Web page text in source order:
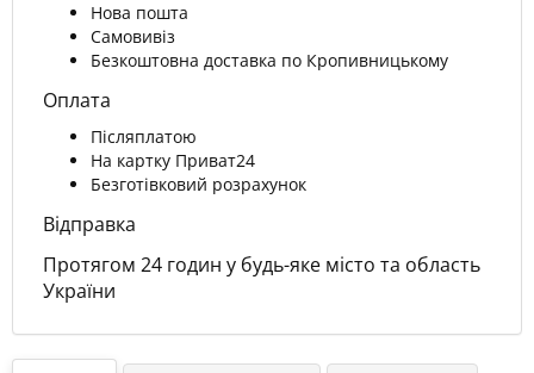
Нова пошта
Самовивіз
Безкоштовна доставка по Кропивницькому
Оплата
Післяплатою
На картку Приват24
Безготівковий розрахунок
Відправка
Протягом 24 годин у будь-яке місто та область
України